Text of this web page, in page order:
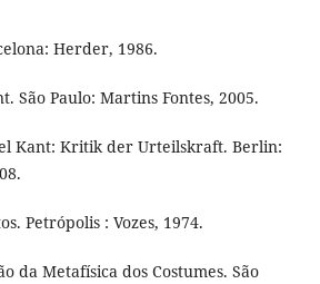
Herder, 1986.
São Paulo: Martins Fontes, 2005.
Kant: Kritik der Urteilskraft. Berlin:
Petrópolis : Vozes, 1974.
da Metafísica dos Costumes. São